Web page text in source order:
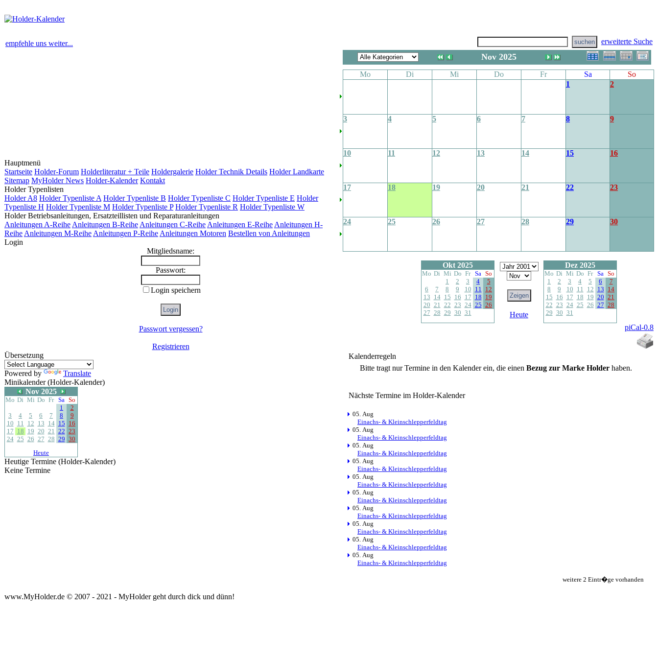
empfehle uns weiter... erweiterte Suche
Hauptmenü
Startseite Holder-Forum Holderliteratur + Teile Holdergalerie Holder Technik Details Holder Landkarte
Sitemap MyHolder News Holder-Kalender Kontakt
Holder Typenlisten
Holder A8 Holder Typenliste A Holder Typenliste B Holder Typenliste C Holder Typenliste E Holder
Typenliste H Holder Typenliste M Holder Typenliste P Holder Typenliste R Holder Typenliste W
Holder Betriebsanleitungen, Ersatzteillisten und Reparaturanleitungen
Anleitungen A-Reihe Anleitungen B-Reihe Anleitungen C-Reihe Anleitungen E-Reihe Anleitungen H-
Reihe Anleitungen M-Reihe Anleitungen P-Reihe Anleitungen Motoren Bestellen von Anleitungen
Login
Mitgliedsname:
Passwort:
Login speichern
Passwort vergessen?
Registrieren
Übersetzung
Powered by
Translate
Minikalender (Holder-Kalender)
Nov 2025
Mo Di Mi Do Fr Sa So
1
2
3
4 5 6 7 8
9
10 11 12 13 14 15 16
17 18 19 20 21 22 23
24 25 26 27 28 29 30
Heute
Heutige Termine (Holder-Kalender)
Keine Termine
Nov 2025
Mo Di Mi Do Fr Sa
So
1
2
3 4 5 6 7 8 9
10 11 12 13 14 15 16
17 18 19 20 21 22 23
24 25 26 27 28 29 30
Okt 2025
Mo Di Mi Do Fr Sa So
1
2 3 4
5
6
7 8 9 10 11 12
13 14 15 16 17 18 19
20 21 22 23 24 25 26
27 28 29 30 31 Heute
Dez 2025
Mo Di Mi Do Fr Sa So
1
2 3 4 5 6
7
8
9 10 11 12 13 14
15 16 17 18 19 20 21
22 23 24 25 26 27 28
29 30 31
piCal-0.8
Kalenderregeln
Bitte tragt nur Termine in den Kalender ein, die einen Bezug zur Marke Holderhaben.
Nächste Termine im Holder-Kalender
05. Aug
Einachs- & Kleinschlepperfeldtag
05. Aug
Einachs- & Kleinschlepperfeldtag
05. Aug
Einachs- & Kleinschlepperfeldtag
05. Aug
Einachs- & Kleinschlepperfeldtag
05. Aug
Einachs- & Kleinschlepperfeldtag
05. Aug
Einachs- & Kleinschlepperfeldtag
05. Aug
Einachs- & Kleinschlepperfeldtag
05. Aug
Einachs- & Kleinschlepperfeldtag
05. Aug
Einachs- & Kleinschlepperfeldtag
05. Aug
Einachs- & Kleinschlepperfeldtag
weitere 2 Eintr�ge vorhanden
www.MyHolder.de © 2007 - 2021 - MyHolder geht durch dick und dünn!